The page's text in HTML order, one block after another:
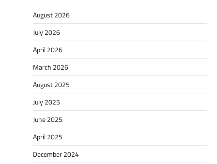
August 2026
July 2026
April 2026
March 2026
August 2025
July 2025
June 2025
April 2025
December 2024